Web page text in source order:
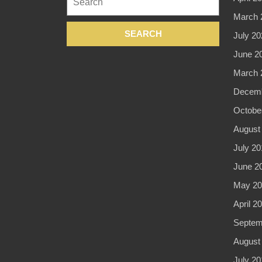
for:
March
July
June
March
August
July
June
May
April
August